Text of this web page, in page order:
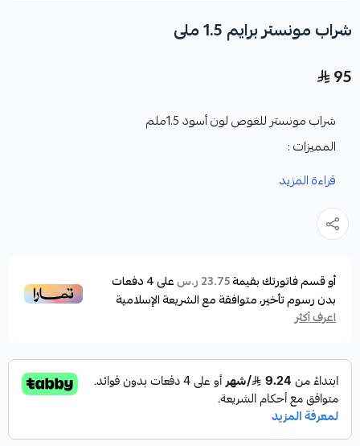
شراب مونستر برايم 1.5 ملى
95
شراب مونستر للغوص لون أسود 1.5ملم
المميزات :
مصنوع من أجود النواع النيوبرين الكوري
الشراب يحمي الرجول من احتكاك الجلد المباشر بربر
الفوت بوكت
متوفر بعدة مقاسات
قراءة المزيد
أو قسم فاتورتك بقيمة23.75 ر.س على4دفعات
بدون رسوم تأخير، متوافقة مع الشريعة الإسلامية
اعرف أكثر